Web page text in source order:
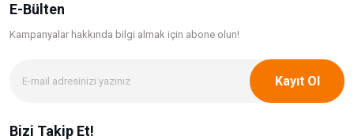
E-Bülten
Kampanyalar hakkında bilgi almak için abone olun!
Kayıt Ol
Bizi Takip Et!